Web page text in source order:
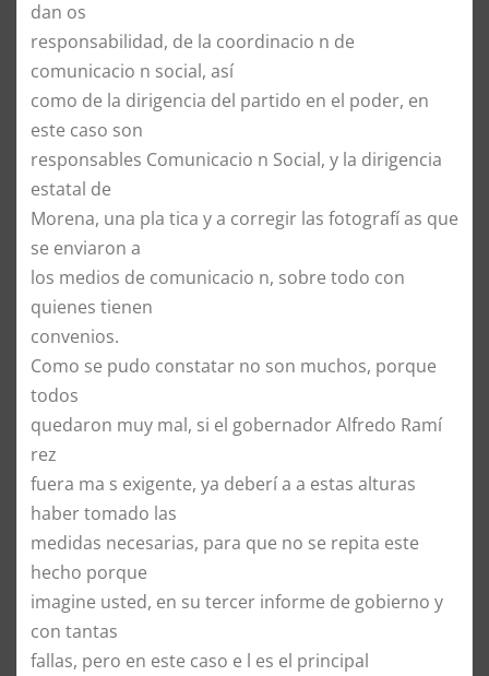
dan os
responsabilidad, de la coordinacio n de
comunicacio n social, así
como de la dirigencia del partido en el poder, en
este caso son
responsables Comunicacio n Social, y la dirigencia
estatal de
Morena, una pla tica y a corregir las fotografí as que
se enviaron a
los medios de comunicacio n, sobre todo con
quienes tienen
convenios.
Como se pudo constatar no son muchos, porque
todos
quedaron muy mal, si el gobernador Alfredo Ramí
rez
fuera ma s exigente, ya deberí a a estas alturas
haber tomado las
medidas necesarias, para que no se repita este
hecho porque
imagine usted, en su tercer informe de gobierno y
con tantas
fallas, pero en este caso e l es el principal